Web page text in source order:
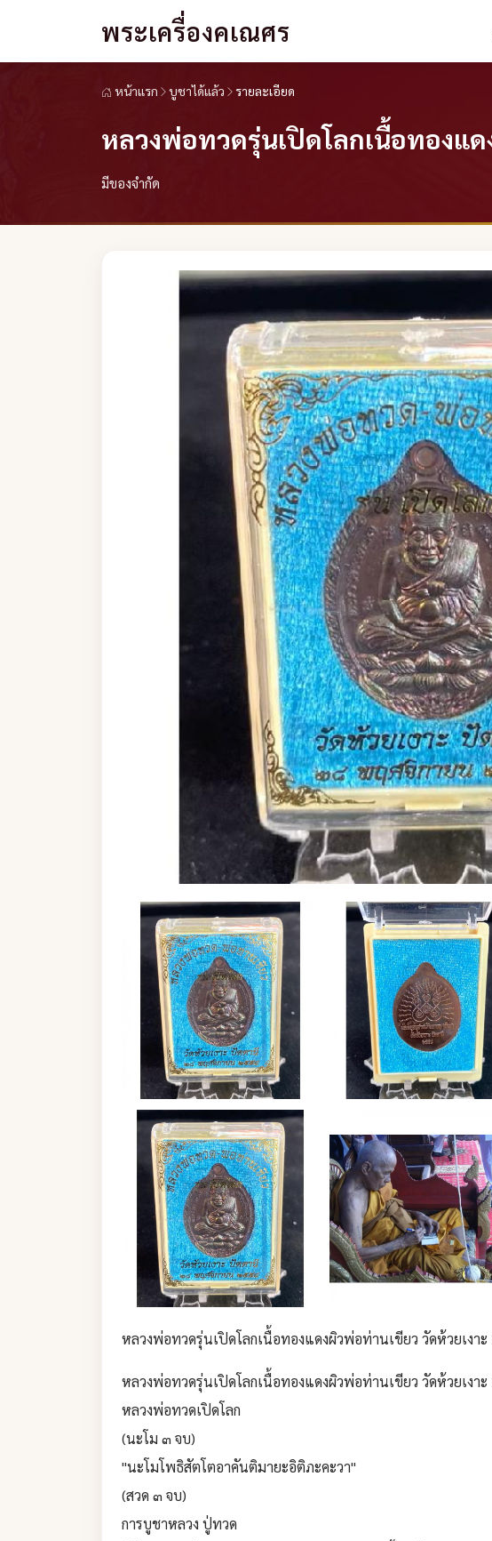
พระเครื่องคเณศร
หน้าแรก บูชาได้แล้ว รายละเอียด
หลวงพ่อทวดรุ่นเปิดโลกเนื้อทองแ
มีของจำกัด
หลวงพ่อทวดรุ่นเปิดโลกเนื้อทองแดงผิวพ่อท่านเขียว วัดห้วยเงาะ
หลวงพ่อทวดรุ่นเปิดโลกเนื้อทองแดงผิวพ่อท่านเขียว วัดห้วยเงาะ
หลวงพ่อทวดเปิดโลก
(นะโม ๓ จบ)
"นะโมโพธิสัตโตอาคันติมายะอิติภะคะวา"
(สวด ๓ จบ)
การบูชาหลวง ปู่ทวด